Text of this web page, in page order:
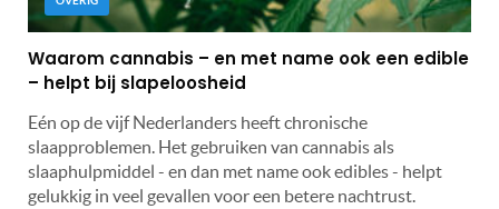
Waarom cannabis – en met name ook een edible
– helpt bij slapeloosheid
Eén op de vijf Nederlanders heeft chronische
slaapproblemen. Het gebruiken van cannabis als
slaaphulpmiddel - en dan met name ook edibles - helpt
gelukkig in veel gevallen voor een betere nachtrust.